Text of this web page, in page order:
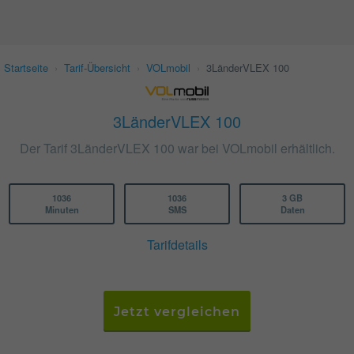
Startseite Tarif-Übersicht VOLmobil 3LänderVLEX 100
3LänderVLEX 100
Der Tarif 3LänderVLEX 100 war bei VOLmobil erhältlich.
1036
Minuten
1036
SMS
3 GB
Daten
Tarifdetails
Jetzt vergleichen